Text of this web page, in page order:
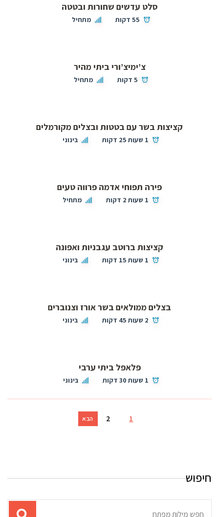
סלט עדשים שחורות ובטטה
55 דקות מתחיל
צ’ימיצ’ורי ביתי מהיר
5 דקות מתחיל
קציצות בשר עם בטטות ובצלים מקורמלים
1 שעות 25 דקות בינוני
פירה תפוחי אדמה פרווה טעים
1 שעות 2 דקות מתחיל
קציצות ברוטב עגבניות ואפונה
1 שעות 15 דקות בינוני
בצלים ממולאים בשר אורז וצנוברים
2 שעות 45 דקות בינוני
פלאפל ביתי ערבי
1 שעות 30 דקות בינוני
1
2 הבא
חיפוש